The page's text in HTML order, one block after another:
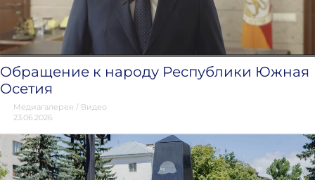
Обращение к народу Республики Южная
Осетия
Медиагалерея / Видео
23.06.2026